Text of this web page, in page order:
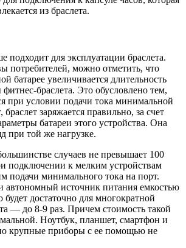
из браслета.
подходит для эксплуатации браслета.
потребителей, можно отметить, что
батарее увеличивается длительность
браслета. Это обусловлено тем,
при условии подачи тока минимальной
браслет заряжается правильно, за счет
батареи этого устройства. Она
при той же нагрузке.
случаев не превышает 100
подключении к мелким устройствам
подачи минимального тока на порт.
автономный источник питания емкостью
достаточно для многократной
— до 8-9 раз. Причем стоимость такой
Ноутбук, планшет, смартфон и
крупные приборы с ее помощью не